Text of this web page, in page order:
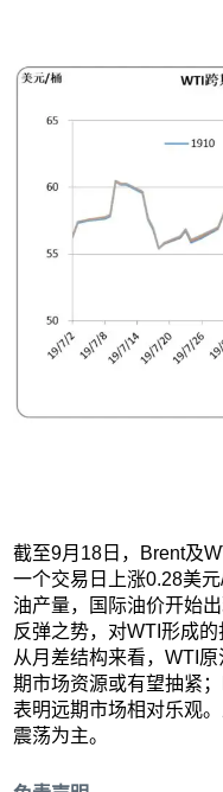
截至9月18日，Brent及
一个交易日上涨0.28美
油产量，国际油价开始
反弹之势，对WTI形成的
从月差结构来看，WTI
期市场资源或有望抽紧
表明远期市场相对乐观
震荡为主。